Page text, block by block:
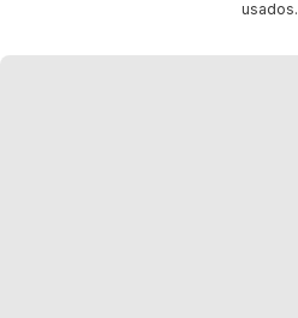
usados.